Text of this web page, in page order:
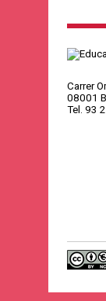
Carrer
08001
Tel. 93